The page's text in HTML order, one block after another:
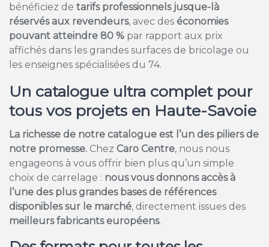
bénéficiez de tarifs professionnels jusque-là
réservés aux revendeurs, avec des économies
pouvant atteindre 80 % par rapport aux prix
affichés dans les grandes surfaces de bricolage ou
les enseignes spécialisées du 74.
Un catalogue ultra complet pour
tous vos projets en Haute-Savoie
La richesse de notre catalogue est l’un des piliers de
notre promesse. Chez Caro Centre, nous nous
engageons à vous offrir bien plus qu’un simple
choix de carrelage : nous vous donnons accès à
l’une des plus grandes bases de références
disponibles sur le marché, directement issues des
meilleurs fabricants européens.